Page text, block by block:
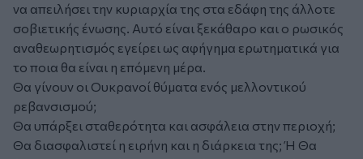
να απειλήσει την κυριαρχία της στα εδάφη της άλλοτε
σοβιετικής ένωσης. Αυτό είναι ξεκάθαρο και ο ρωσικός
αναθεωρητισμός εγείρει ως αφήγημα ερωτηματικά για
το ποια θα είναι η επόμενη μέρα.
Θα γίνουν οι Ουκρανοί θύματα ενός μελλοντικού
ρεβανσισμού;
Θα υπάρξει σταθερότητα και ασφάλεια στην περιοχή;
Θα διασφαλιστεί η ειρήνη και η διάρκεια της; Ή Θα